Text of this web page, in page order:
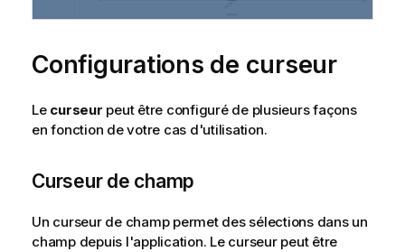
Configurations de curseur
Le curseur peut être configuré de plusieurs façons
en fonction de votre cas d'utilisation.
Curseur de champ
Un curseur de champ permet des sélections dans un
champ depuis l'application. Le curseur peut être